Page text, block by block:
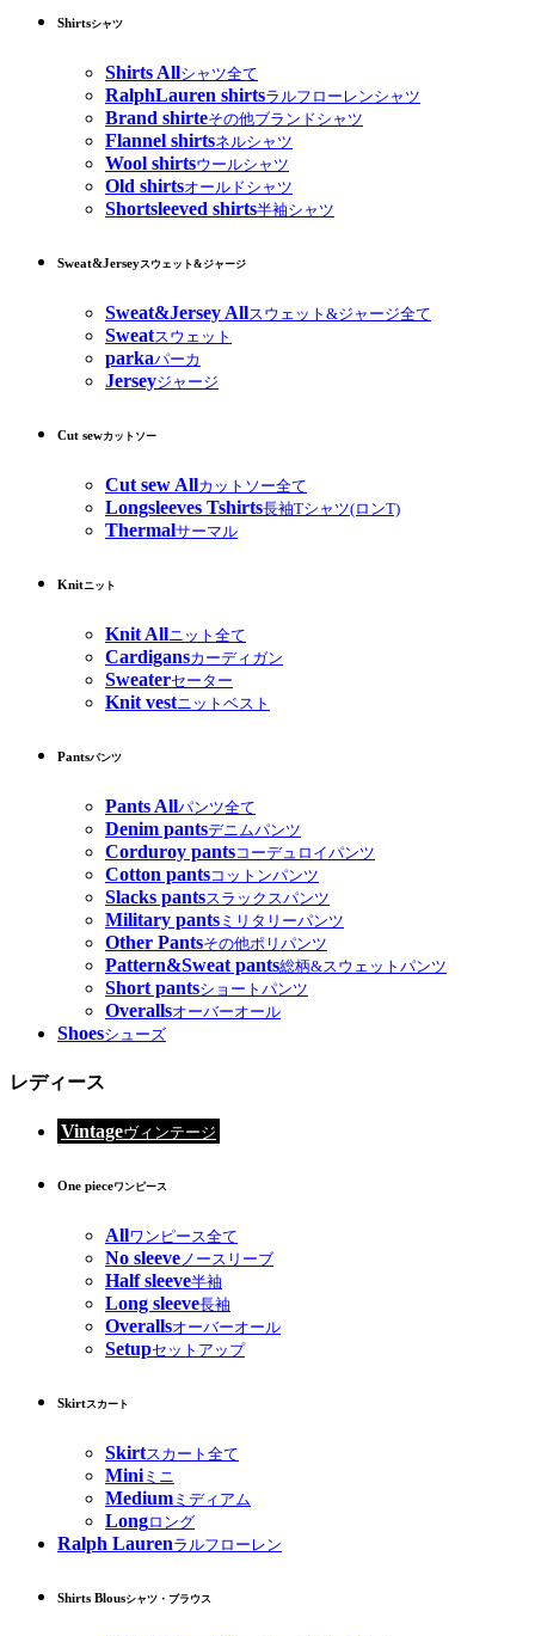
Shirtsシャツ
Shirts Allシャツ全て
RalphLauren shirtsラルフローレンシャツ
Brand shirteその他ブランドシャツ
Flannel shirtsネルシャツ
Wool shirtsウールシャツ
Old shirtsオールドシャツ
Shortsleeved shirts半袖シャツ
Sweat&Jerseyスウェット&ジャージ
Sweat&Jersey Allスウェット&ジャージ全て
Sweatスウェット
parkaパーカ
Jerseyジャージ
Cut sewカットソー
Cut sew Allカットソー全て
Longsleeves Tshirts長袖Tシャツ(ロンT)
Thermalサーマル
Knitニット
Knit Allニット全て
Cardigansカーディガン
Sweaterセーター
Knit vestニットベスト
Pantsパンツ
Pants Allパンツ全て
Denim pantsデニムパンツ
Corduroy pantsコーデュロイパンツ
Cotton pantsコットンパンツ
Slacks pantsスラックスパンツ
Military pants ミリタリーパンツ
Other Pantsその他ポリパンツ
Pattern&Sweat pants総柄&スウェットパンツ
Short pantsショートパンツ
Overallsオーバーオール
Shoesシューズ
レディース
Vintageヴィンテージ
One pieceワンピース
Allワンピース全て
No sleeveノースリーブ
Half sleeve半袖
Long sleeve長袖
Overallsオーバーオール
Setupセットアップ
Skirtスカート
Skirtスカート全て
Miniミニ
Medium ミディアム
Longロング
Ralph Laurenラルフローレン
Shirts Blousシャツ・ブラウス